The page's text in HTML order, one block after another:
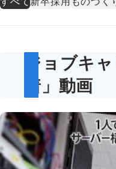
ジョブキ
着」動画